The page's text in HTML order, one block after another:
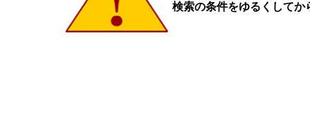
検索の条件をゆるくして